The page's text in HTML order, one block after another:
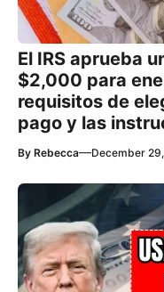
El IRS aprueba
$2,000 para
requisitos de
pago y las
By Rebecca—December